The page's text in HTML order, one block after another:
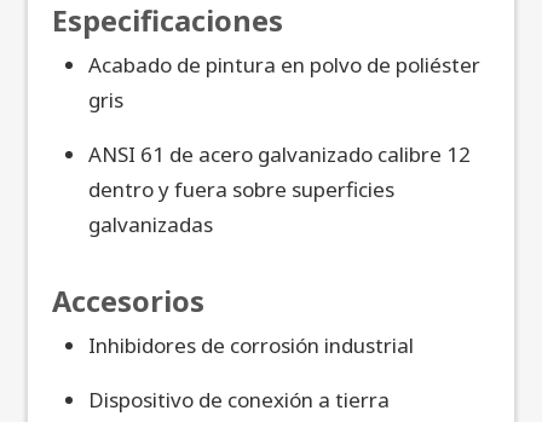
Especificaciones
Acabado de pintura en polvo de poliéster
gris
ANSI 61 de acero galvanizado calibre 12
dentro y fuera sobre superficies
galvanizadas
Accesorios
Inhibidores de corrosión industrial
Dispositivo de conexión a tierra